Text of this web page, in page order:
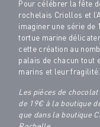
Pour célébrer la fête
rochelais Criollos et
imaginer une série de
tortue marine
cette création au
palais de chacun tout
marins et leur fragilité.
Les pièces de
de 19€ à la boutique
que dans la boutique